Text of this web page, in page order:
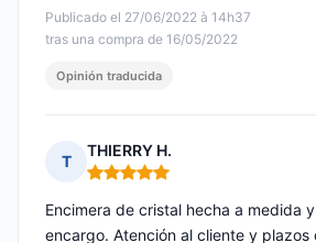
Publicado el 27/06/2022 à 14h37
tras una compra de 16/05/2022
Opinión traducida
T
THIERRY H.
Nota: 5 de 5
Encimera de cristal hecha a medida
encargo. Atención al cliente y plazos